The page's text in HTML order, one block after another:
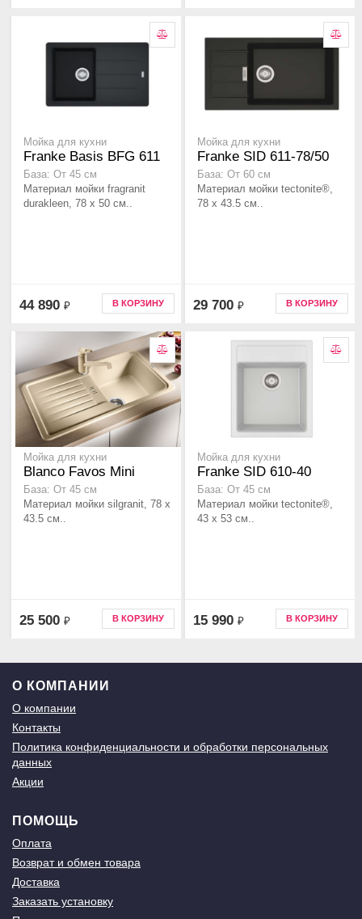
Мойка для кухни
Franke Basis BFG 611
База: От 45 см
Материал мойки fragranit
durakleen, 78 x 50 см..
44 890 ₽ В КОРЗИНУ
Мойка для кухни
Franke SID 611-78/50
База: От 60 см
Материал мойки tectonite®,
78 x 43.5 см..
29 700 ₽ В КОРЗИНУ
Мойка для кухни
Blanco Favos Mini
База: От 45 см
Материал мойки silgranit, 78 x
43.5 см..
25 500 ₽ В КОРЗИНУ
Мойка для кухни
Franke SID 610-40
База: От 45 см
Материал мойки tectonite®,
43 x 53 см..
15 990 ₽ В КОРЗИНУ
О КОМПАНИИ
О компании
Контакты
Политика конфиденциальности и обработки персональных
данных
Акции
ПОМОЩЬ
Оплата
Возврат и обмен товара
Доставка
Заказать установку